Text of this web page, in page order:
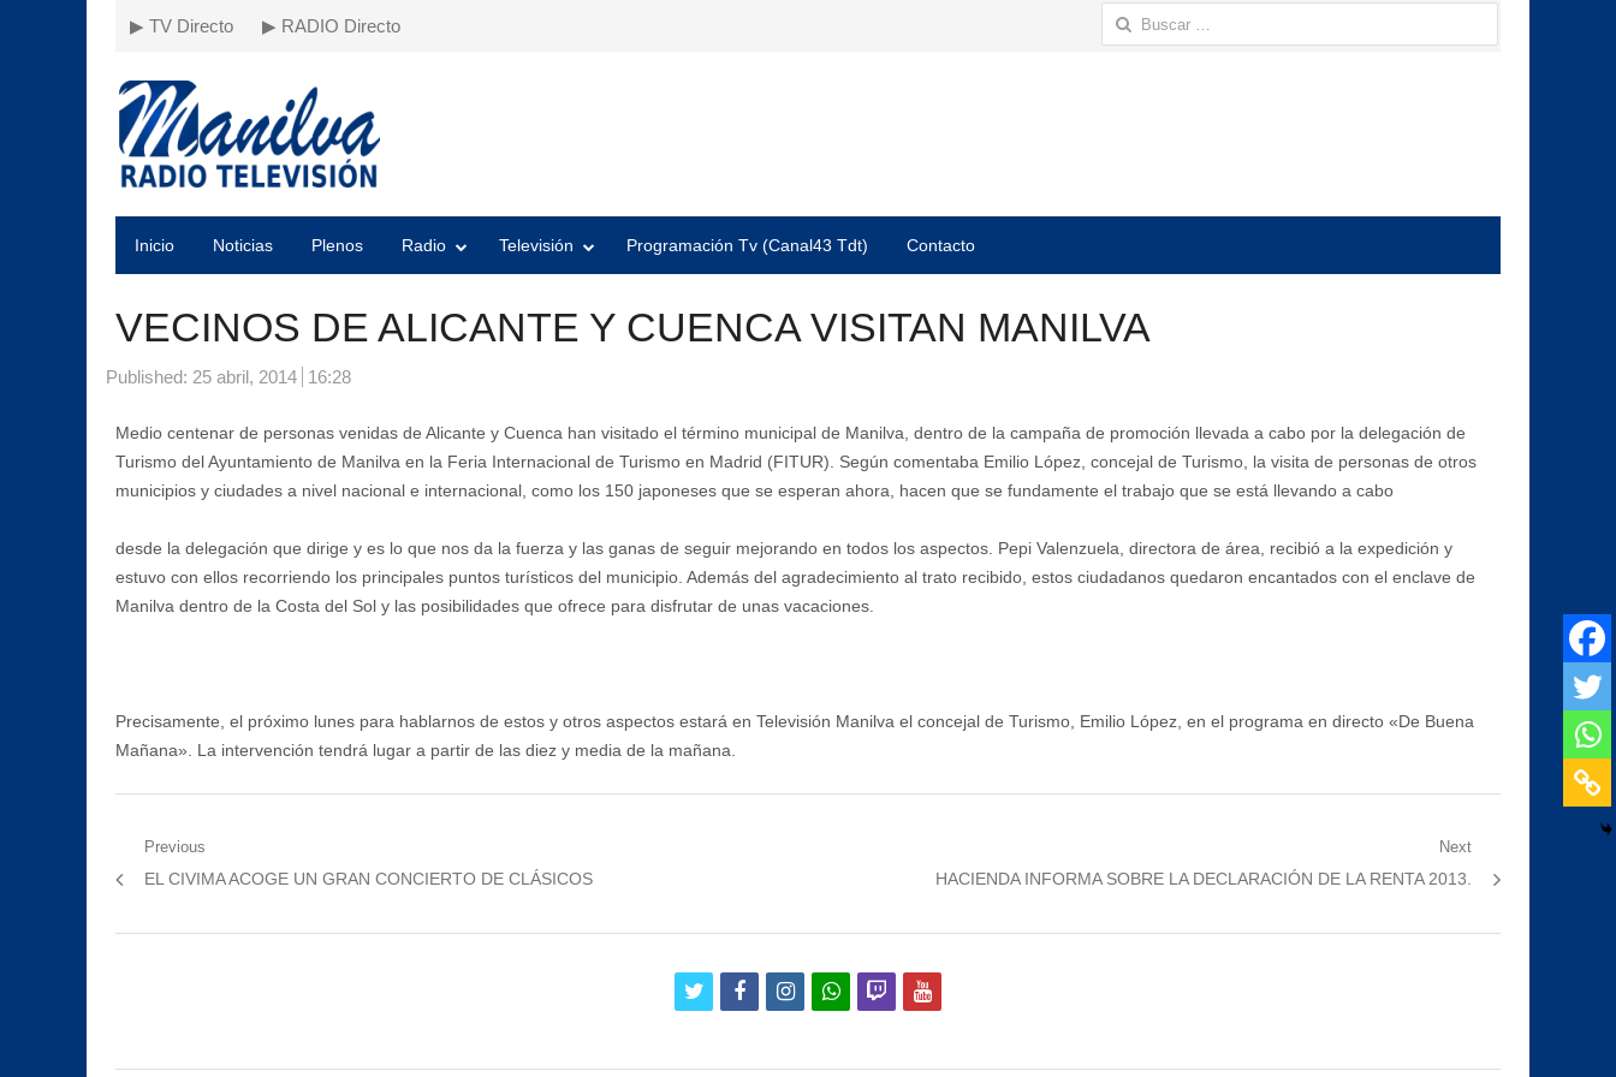
▶ TV Directo ▶ RADIO Directo Buscar:
Inicio Noticias Plenos Radio Televisión Programación Tv (Canal43 Tdt) Contacto
VECINOS DE ALICANTE Y CUENCA VISITAN MANILVA
Published: 25 abril, 2014 16:28
Medio centenar de personas venidas de Alicante y Cuenca han visitado el término municipal de Manilva, dentro de la campaña de promoción llevada a cabo por la delegación de
Turismo del Ayuntamiento de Manilva en la Feria Internacional de Turismo en Madrid (FITUR). Según comentaba Emilio López, concejal de Turismo, la visita de personas de otros
municipios y ciudades a nivel nacional e internacional, como los 150 japoneses que se esperan ahora, hacen que se fundamente el trabajo que se está llevando a cabo
desde la delegación que dirige y es lo que nos da la fuerza y las ganas de seguir mejorando en todos los aspectos. Pepi Valenzuela, directora de área, recibió a la expedición y
estuvo con ellos recorriendo los principales puntos turísticos del municipio. Además del agradecimiento al trato recibido, estos ciudadanos quedaron encantados con el enclave de
Manilva dentro de la Costa del Sol y las posibilidades que ofrece para disfrutar de unas vacaciones.
Precisamente, el próximo lunes para hablarnos de estos y otros aspectos estará en Televisión Manilva el concejal de Turismo, Emilio López, en el programa en directo «De Buena
Mañana». La intervención tendrá lugar a partir de las diez y media de la mañana.
Navegación
de
entradas
Previous
Previous
EL CIVIMA ACOGE UN GRAN CONCIERTO DE CLÁSICOS
Next
Next
HACIENDA INFORMA SOBRE LA DECLARACIÓN DE LA RENTA 2013.
twitterfacebookinstagramwhatsapp
twitchyoutube